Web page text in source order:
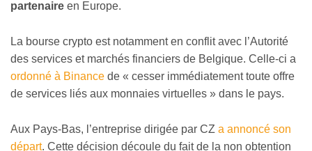
partenaire en Europe.
La bourse crypto est notamment en conflit avec l’Autorité
des services et marchés financiers de Belgique. Celle-ci a
ordonné à Binance de « cesser immédiatement toute offre
de services liés aux monnaies virtuelles » dans le pays.
Aux Pays-Bas, l’entreprise dirigée par CZ a annoncé son
départ. Cette décision découle du fait de la non obtention